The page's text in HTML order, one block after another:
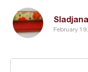
February